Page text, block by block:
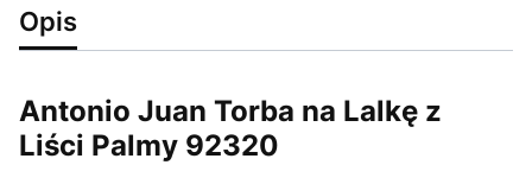
Opis
Antonio Juan Torba na Lalkę z
Liści Palmy 92320